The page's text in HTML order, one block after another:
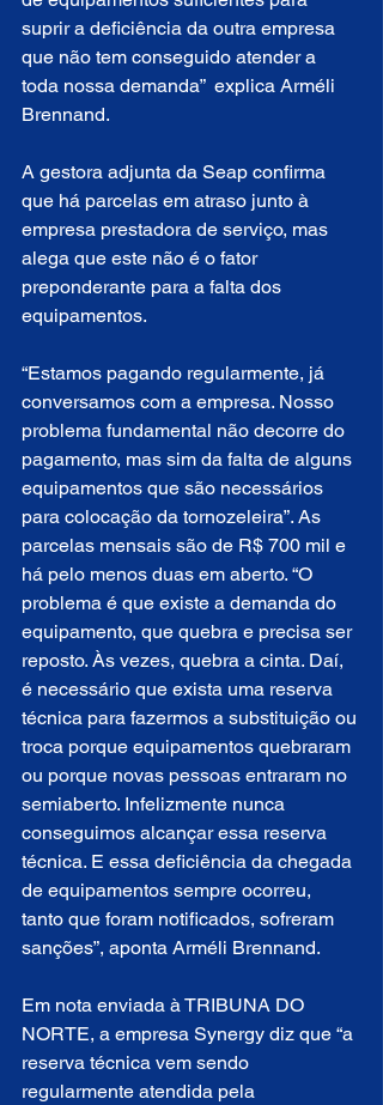
suprir a deficiência da outra empresa
que não tem conseguido atender a
toda nossa demanda”  explica Arméli
Brennand.
A gestora adjunta da Seap confirma
que há parcelas em atraso junto à
empresa prestadora de serviço, mas
alega que este não é o fator
preponderante para a falta dos
equipamentos.
“Estamos pagando regularmente, já
conversamos com a empresa. Nosso
problema fundamental não decorre do
pagamento, mas sim da falta de alguns
equipamentos que são necessários
para colocação da tornozeleira”. As
parcelas mensais são de R$ 700 mil e
há pelo menos duas em aberto. “O
problema é que existe a demanda do
equipamento, que quebra e precisa ser
reposto. Às vezes, quebra a cinta. Daí,
é necessário que exista uma reserva
técnica para fazermos a substituição ou
troca porque equipamentos quebraram
ou porque novas pessoas entraram no
semiaberto. Infelizmente nunca
conseguimos alcançar essa reserva
técnica. E essa deficiência da chegada
de equipamentos sempre ocorreu,
tanto que foram notificados, sofreram
sanções”, aponta Arméli Brennand.
Em nota enviada à TRIBUNA DO
NORTE, a empresa Synergy diz que “a
reserva técnica vem sendo
regularmente atendida pela